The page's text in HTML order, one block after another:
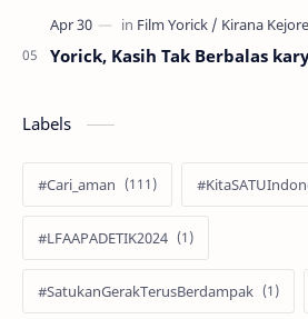
Yorick, Kasih Tak Berbalas
Labels
#Cari_aman
#LFAAPADETIK2024
#SatukanGerakTerusBerdampak